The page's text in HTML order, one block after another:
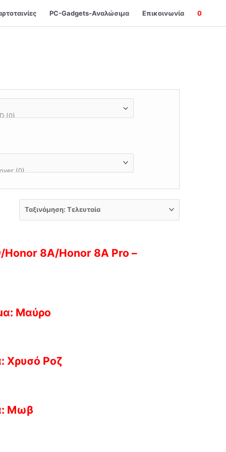
PC-Gadgets-Αναλώσιμα Επικοινωνία 0
8A/Honor 8A Pro –
Μαύρο
Χρυσό Ροζ
Μωβ